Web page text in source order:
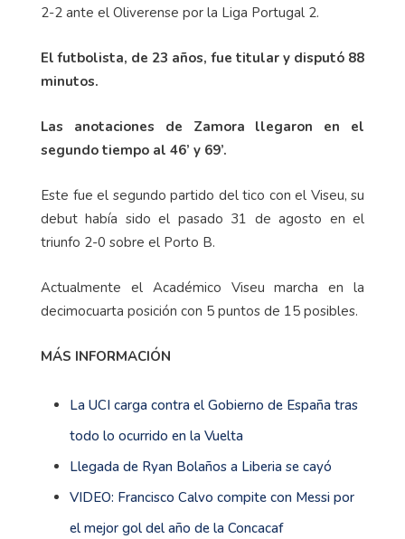
2-2 ante el Oliverense por la Liga Portugal 2.
El futbolista, de 23 años, fue titular y disputó 88
minutos.
Las anotaciones de Zamora llegaron en el
segundo tiempo al 46’ y 69’.
Este fue el segundo partido del tico con el Viseu, su
debut había sido el pasado 31 de agosto en el
triunfo 2-0 sobre el Porto B.
Actualmente el Académico Viseu marcha en la
decimocuarta posición con 5 puntos de 15 posibles.
MÁS INFORMACIÓN
La UCI carga contra el Gobierno de España tras
todo lo ocurrido en la Vuelta
Llegada de Ryan Bolaños a Liberia se cayó
VIDEO: Francisco Calvo compite con Messi por
el mejor gol del año de la Concacaf